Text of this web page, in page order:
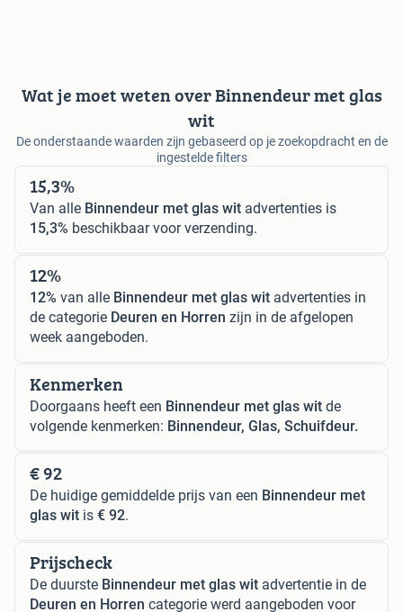
Wat je moet weten over Binnendeur met glas
wit
De onderstaande waarden zijn gebaseerd op je zoekopdracht en de
ingestelde filters
15,3%
Van alle Binnendeur met glas wit advertenties is
15,3% beschikbaar voor verzending.
12%
12% van alle Binnendeur met glas wit advertenties in
de categorie Deuren en Horren zijn in de afgelopen
week aangeboden.
Kenmerken
Doorgaans heeft een Binnendeur met glas wit de
volgende kenmerken: Binnendeur, Glas, Schuifdeur.
€ 92
De huidige gemiddelde prijs van een Binnendeur met
glas wit is € 92.
Prijscheck
De duurste Binnendeur met glas wit advertentie in de
Deuren en Horren categorie werd aangeboden voor